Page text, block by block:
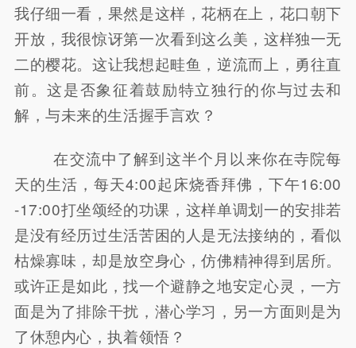
我仔细一看，果然是这样，花柄在上，花口朝下
开放，我很惊讶第一次看到这么美，这样独一无
二的樱花。这让我想起畦鱼，逆流而上，勇往直
前。这是否象征着鼓励特立独行的你与过去和
解，与未来的生活握手言欢？
在交流中了解到这半个月以来你在寺院每
天的生活，每天4:00起床烧香拜佛，下午16:00
-17:00打坐颂经的功课，这样单调划一的安排若
是没有经历过生活苦困的人是无法接纳的，看似
枯燥寡味，却是放空身心，仿佛精神得到居所。
或许正是如此，找一个避静之地安定心灵，一方
面是为了排除干扰，潜心学习，另一方面则是为
了休憩内心，执着领悟？